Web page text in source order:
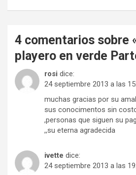
4 comentarios sobre
playero en verde
rosi dice:
24 septiembre 2013 a las
muchas gracias por su
sus conocimentos sin
,personas que siguen su
,,su eterna agradecida
ivette dice:
24 septiembre 2013 a las